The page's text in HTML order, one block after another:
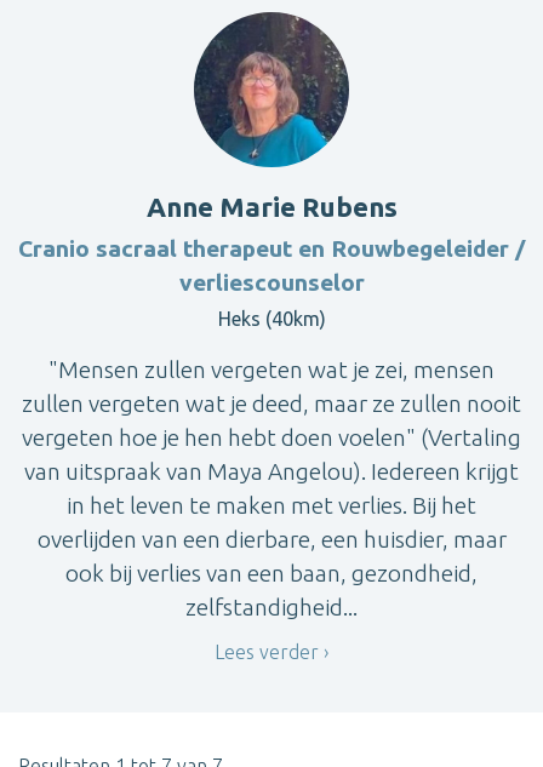
Anne Marie Rubens
Cranio sacraal therapeut en Rouwbegeleider /
verliescounselor
Heks (40km)
"Mensen zullen vergeten wat je zei, mensen
zullen vergeten wat je deed, maar ze zullen nooit
vergeten hoe je hen hebt doen voelen" (Vertaling
van uitspraak van Maya Angelou). Iedereen krijgt
in het leven te maken met verlies. Bij het
overlijden van een dierbare, een huisdier, maar
ook bij verlies van een baan, gezondheid,
zelfstandigheid...
Lees verder